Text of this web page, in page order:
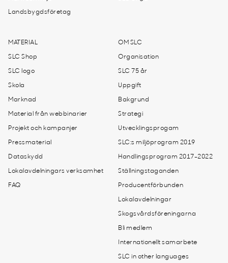
Landsbygdsföretag
MATERIAL
SLC Shop
SLC logo
Skola
Marknad
Material från webbinarier
Projekt och kampanjer
Pressmaterial
Dataskydd
Lokalavdelningars verksamhet
FAQ
OM SLC
Organisation
SLC 75 år
Uppgift
Bakgrund
Strategi
Utvecklingsprogam
SLC:s miljöprogram 2019
Handlingsprogram 2017-2022
Ställningstaganden
Producentförbunden
Lokalavdelningar
Skogsvårdsföreningarna
Bli medlem
Internationellt samarbete
SLC in other languages